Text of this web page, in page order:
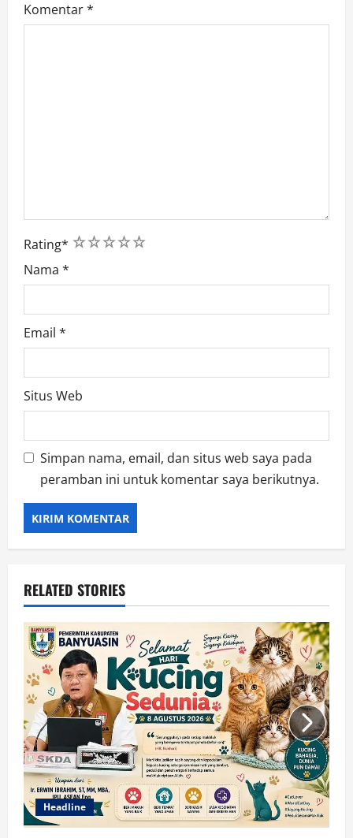
Komentar*
Rating* 5
4
3
2
1
Nama *
Email *
Situs Web
Simpan nama, email, dan situs web saya pada
peramban ini untuk komentar saya berikutnya.
RELATED STORIES
Headline